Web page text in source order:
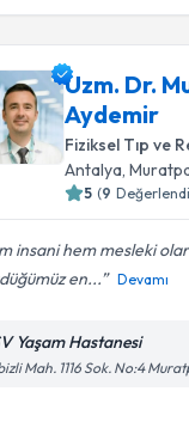
Uzm. Dr.
Aydemir
Fiziksel Tıp ve
Antalya ,
5 (9
insani hem mesleki
en...
Devamı
Yaşam Hastanesi
Mah. 1116 Sok. No:4